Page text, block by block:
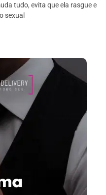
tudo, evita que ela rasgue e
sexual